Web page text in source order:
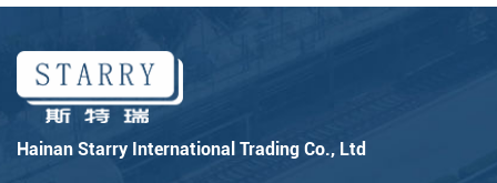
Hainan Starry International Trading Co., Ltd